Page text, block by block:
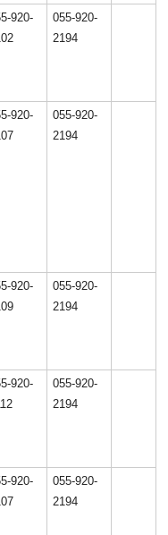
920-
055-920-
2194
920-
055-920-
2194
920-
055-920-
2194
920-
055-920-
2194
920-
055-920-
2194